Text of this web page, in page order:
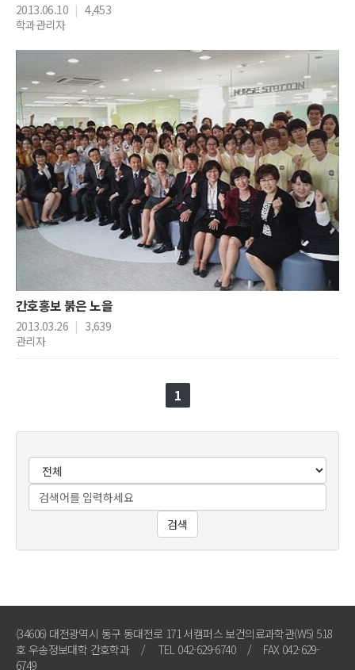
2013.06.10 | 4,453
학과관리자
간호홍보 붉은 노을
2013.03.26 | 3,639
관리자
1
검색
(34606) 대전광역시 동구 동대전로 171 서캠퍼스 보건의료과학관(W5) 518
호 우송정보대학 간호학과
/ TEL 042-629-6740 /
FAX 042-629-
6749